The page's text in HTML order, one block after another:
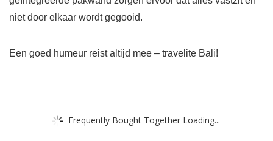
niet door elkaar wordt gegooid.
Een goed humeur reist altijd mee – travelite Bali!
Frequently Bought Together Loading...